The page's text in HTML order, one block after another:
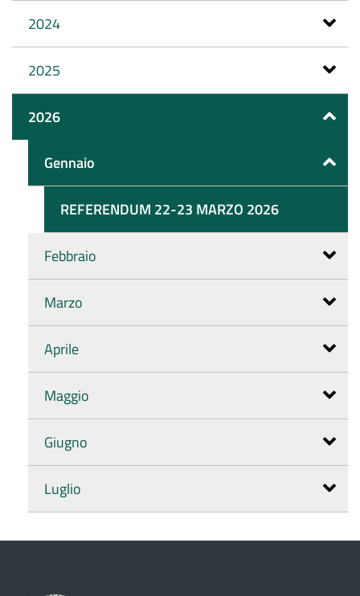
2024
2025
2026
Gennaio
REFERENDUM 22-23 MARZO 2026
Febbraio
Marzo
Aprile
Maggio
Giugno
Luglio